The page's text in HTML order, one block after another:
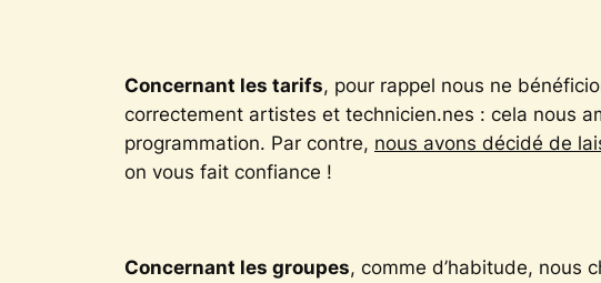
Concernant les tarifs, pour rappel nous ne
correctement artistes et technicien.nes : cela nous
programmation. Par contre, nous avons décidé de
on vous fait confiance !
Concernant les groupes, comme d’habitude, nous